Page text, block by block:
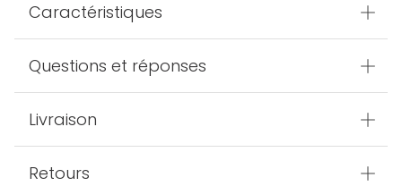
Caractéristiques
Questions et réponses
Livraison
Retours